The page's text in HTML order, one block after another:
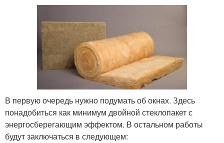
В первую очередь нужно подумать об окнах. Здесь
понадобиться как минимум двойной стеклопакет с
энергосберегающим эффектом. В остальном работы
будут заключаться в следующем: